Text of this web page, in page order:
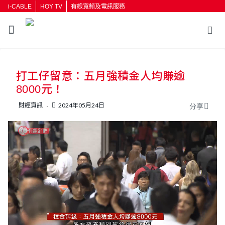
i-CABLE HOY TV 有線寬頻及電訊服務
按輸入鍵開始搜尋
打工仔留意：五月強積金人均賺逾
8000元！
財經資訊 2024年05月24日 分享